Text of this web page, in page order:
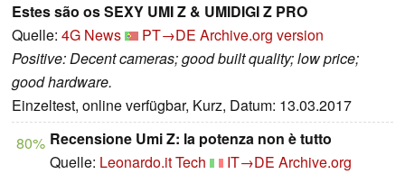
Estes são os SEXY UMI Z & UMIDIGI Z PRO
Quelle: 4G News PT→DE Archive.org version
Positive: Decent cameras; good built quality; low price;
good hardware.
Einzeltest, online verfügbar, Kurz, Datum: 13.03.2017
80% Recensione Umi Z: la potenza non è tutto
Quelle: Leonardo.it Tech IT→DE Archive.org